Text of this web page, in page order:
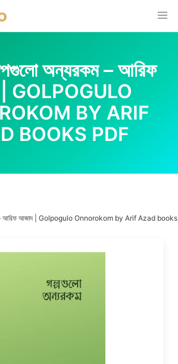
অন্যরকম – আরিফ
GOLPOGULO
BY ARIF
BOOKS PDF
– আরিফ আজাদ | Golpogulo Onnorokom by Arif Azad